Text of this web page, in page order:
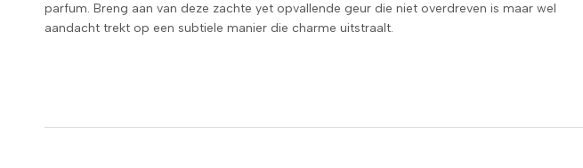
parfum. Breng aan van deze zachte yet opvallende geur die niet overdreven is maar wel
aandacht trekt op een subtiele manier die charme uitstraalt.